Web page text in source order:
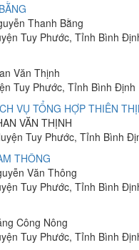
Thanh Bằng
Tuy Phước, Tỉnh Bình
Văn Thịnh
Tuy Phước, Tỉnh Bình Định
VỤ TỔNG HỢP THIÊN
VĂN THỊNH
Tuy Phước, Tỉnh Bình
THÔNG
Văn Thông
Tuy Phước, Tỉnh Bình
Công Nông
Tuy Phước, Tỉnh Bình